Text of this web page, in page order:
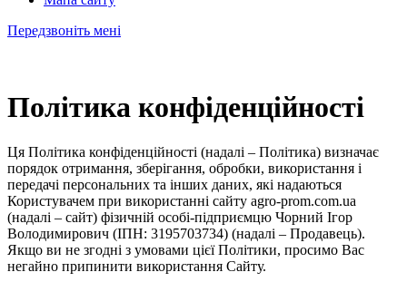
Передзвоніть мені
Політика конфіденційності
Ця Політика конфіденційності (надалі – Політика) визначає
порядок отримання, зберігання, обробки, використання і
передачі персональних та інших даних, які надаються
Користувачем при використанні сайту agro-prom.com.ua
(надалі – сайт) фізичній особі-підприємцю Чорний Ігор
Володимирович (ІПН: 3195703734) (надалі – Продавець).
Якщо ви не згодні з умовами цієї Політики, просимо Вас
негайно припинити використання Сайту.